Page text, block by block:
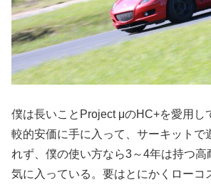
僕は長いことProject μのHC+を愛用し
較的安価に手に入って、サーキットで
れず、僕の使い方なら3～4年は持つ高
気に入っている。要はとにかくローコ